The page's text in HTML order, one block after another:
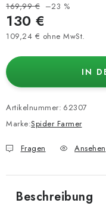
169,99 € –23 %
130 €
109,24 € ohne MwSt.
IN
Artikelnummer: 62307
Marke:Spider Farmer
Fragen Ansehen
Beschreibung